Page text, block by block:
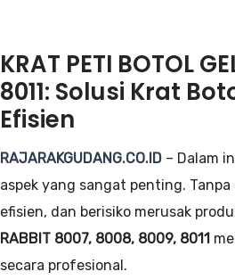
KRAT PETI BOTOL
8011: Solusi Krat
Efisien
RAJARAKGUDANG.CO.ID – Dalam
aspek yang sangat penting.
efisien, dan berisiko merusak
RABBIT 8007, 8008, 8009, 8011
secara profesional.